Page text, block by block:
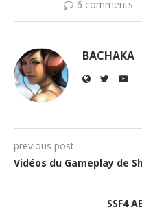
6 comments
BACHAKA
previous post
Vidéos du Gameplay de
SSF4